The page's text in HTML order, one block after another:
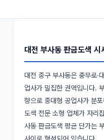
대전 부사동 판금도색
대전 중구 부사동은 충무로·
업사가 밀집한 권역입니다.
향으로 중대형 공업사가 분
도색 전문 소형 업체가 자
사동 판금도색 평균 단가는